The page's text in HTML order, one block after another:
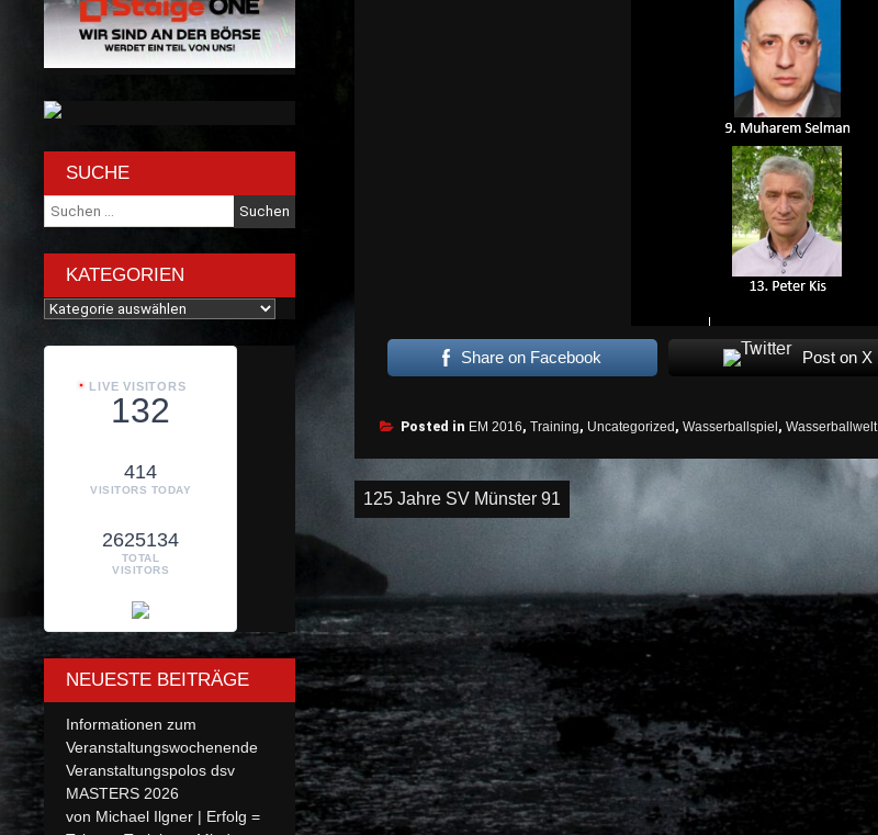
Share on Facebook Post on X
Posted in EM 2016, Training, Uncategorized , Wasserballspiel , Wasserballwelt
Beitragsnavigation
125 Jahre SV Münster 91
SUCHE
Suche
nach:
KATEGORIEN
Kategorien
LIVE VISITORS
132
414
VISITORS TODAY
2625134
TOTAL
VISITORS
NEUESTE BEITRÄGE
Informationen zum
Veranstaltungswochenende
Veranstaltungspolos dsv
MASTERS 2026
von Michael Ilgner | Erfolg =